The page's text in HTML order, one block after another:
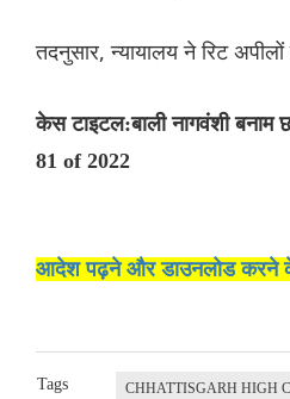
तदनुसार, न्यायालय ने रिट
केस टाइटल:बाली नागवंशी बनाम
81 of 2022
आदेश पढ़ने और डाउनलोड करने
Tags CHHATTISGARH HIGH